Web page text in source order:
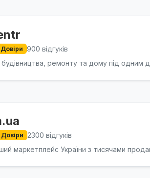
900 відгуків
ремонту та дому під одним
2300 відгуків
маркетплейс України з тисячами